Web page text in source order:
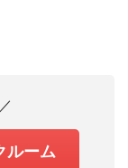
／
ルーム